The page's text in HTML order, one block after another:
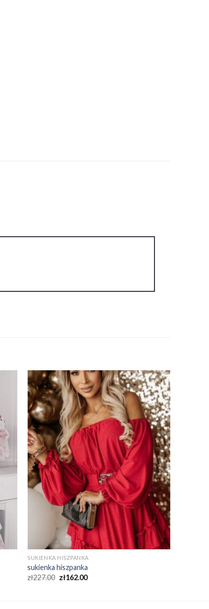
SUKIENKA HISZPANKA
sukienka hiszpanka
zł227.00 zł162.00